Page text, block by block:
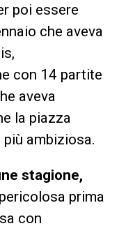
poi essere
che aveva
con 14 partite
aveva
la piazza
ambiziosa.
stagione,
prima
con